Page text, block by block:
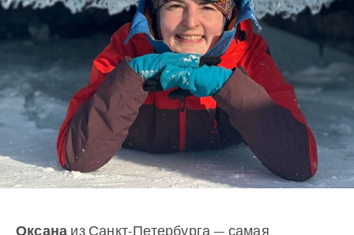
Оксана из Санкт-Петербурга — самая